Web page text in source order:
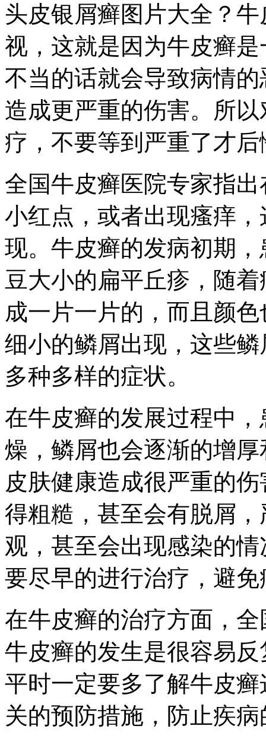
头皮银屑癣图片大全？
视，这就是因为牛皮癣
不当的话就会导致病情
造成更严重的伤害。所
疗，不要等到严重了才
全国牛皮癣医院专家指
小红点，或者出现瘙痒
现。牛皮癣的发病初期
豆大小的扁平丘疹，随
成一片一片的，而且颜
细小的鳞屑出现，这些
多种多样的症状。
在牛皮癣的发展过程中
燥，鳞屑也会逐渐的增
皮肤健康造成很严重的
得粗糙，甚至会有脱屑
观，甚至会出现感染的
要尽早的进行治疗，避
在牛皮癣的治疗方面，
牛皮癣的发生是很容易
平时一定要多了解牛皮
关的预防措施，防止疾